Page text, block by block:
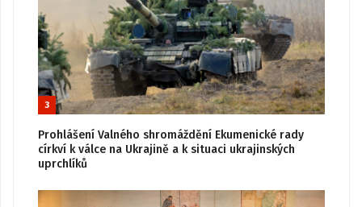
3
Prohlášení Valného shromáždění Ekumenické rady
církví k válce na Ukrajině a k situaci ukrajinských
uprchlíků